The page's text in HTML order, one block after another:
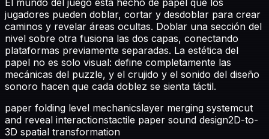
El mundo del juego está hecho de papel que los
jugadores pueden doblar, cortar y desdoblar para crear
caminos y revelar áreas ocultas. Doblar una sección del
nivel sobre otra fusiona las dos capas, conectando
plataformas previamente separadas. La estética del
papel no es solo visual: define completamente las
mecánicas del puzzle, y el crujido y el sonido del diseño
sonoro hacen que cada doblez se sienta táctil.
paper folding level mechanicslayer merging systemcut
and reveal interactionstactile paper sound design2D-to-
3D spatial transformation